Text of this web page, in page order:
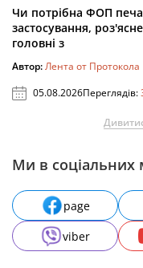
Чи потрібна ФОП
застосування,
головні з
Автор:Лента от Протокола
05.08.2026Переглядів:
Ми в соціальних
page
viber